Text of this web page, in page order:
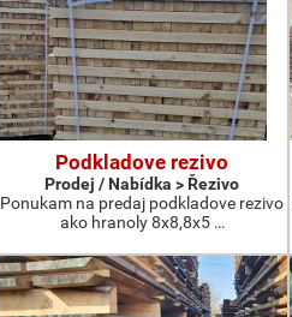
Podkladove rezivo
Prodej / Nabídka > Řezivo
Ponukam na predaj podkladove rezivo
ako hranoly 8x8,8x5 …